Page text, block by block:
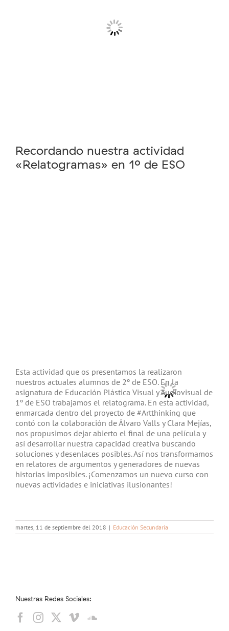
Recordando nuestra actividad
«Relatogramas» en 1º de ESO
Esta actividad que os presentamos la realizaron
nuestros actuales alumnos de 2º de ESO. En la
asignatura de Educación Plástica Visual y Audiovisual de
1º de ESO trabajamos el relatograma. En esta actividad,
enmarcada dentro del proyecto de #Artthinking que
contó con la colaboración de Álvaro Valls y Clara Mejías,
nos propusimos dejar abierto el final de una película y
así desarrollar nuestra capacidad creativa buscando
soluciones y desenlaces posibles. Así nos transformamos
en relatores de argumentos y generadores de nuevas
historias imposibles. ¡Comenzamos un nuevo curso con
nuevas actividades e iniciativas ilusionantes!
martes, 11 de septiembre del 2018 | Educación Secundaria
Nuestras Redes Sociales: